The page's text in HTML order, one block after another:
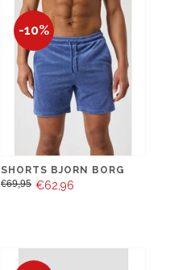
-10%
SHORTS BJORN BORG
€69,95 €62,96